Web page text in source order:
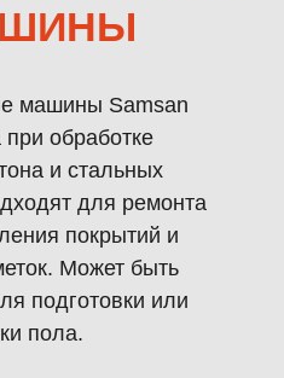
машины Samsan
обработке
и стальных
для ремонта
покрытий и
Может быть
подготовки или
пола.